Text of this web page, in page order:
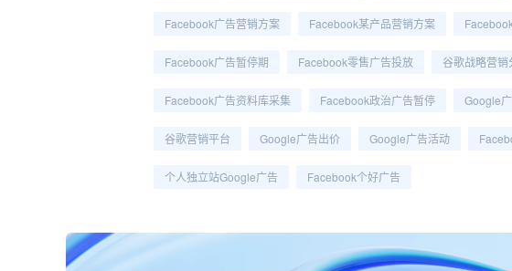
Facebook广告营销方案 Facebook某产品营销方案
Facebook广告暂停期 Facebook零售广告投放 谷歌战略营销
Facebook广告资料库采集 Facebook政治广告暂停 Google
谷歌营销平台 Google广告出价 Google广告活动
个人独立站Google广告 Facebook个好广告